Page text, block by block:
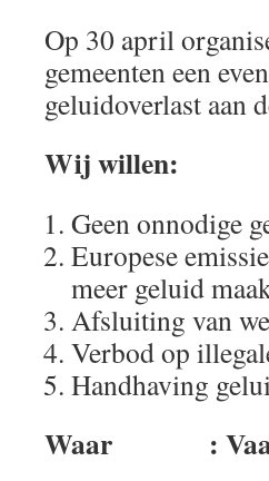
Op 30 april
gemeenten een
geluidoverlast aan
Wij willen:
Geen onnodige
Europese
meer geluid
Afsluiting van
Verbod op
Handhaving
Waar : Vaals,